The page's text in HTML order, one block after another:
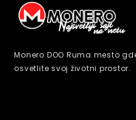
Monero DOO Ruma mesto
osvetlite svoj životni prostor.